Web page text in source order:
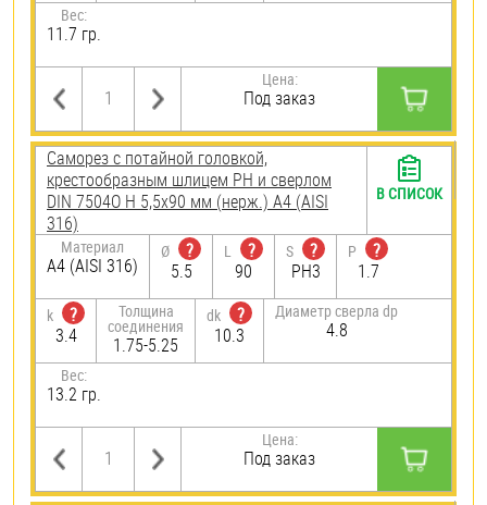
Вес:
11.7 гр.
Цена:
Под заказ
Саморез с потайной головкой,
крестообразным шлицем PH и сверлом
DIN 7504O H 5,5х90 мм (нерж.) A4 (AISI
316)
Материал
A4 (AISI 316)
Ø
?
5.5
L
?
90
S
?
PH3
P
?
1.7
k
?
3.4
Толщина
соединения
1.75-5.25
dk
?
10.3
Диаметр сверла dp
4.8
Вес:
13.2 гр.
Цена:
Под заказ
В СПИСОК